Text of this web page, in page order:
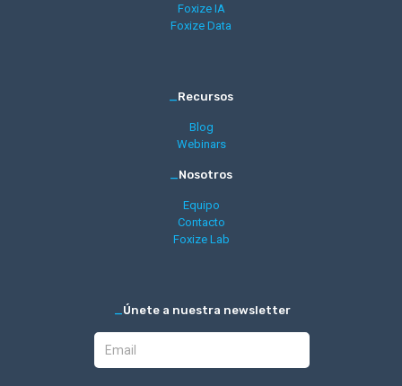
Foxize IA
Foxize Data
_Recursos
Blog
Webinars
_Nosotros
Equipo
Contacto
Foxize Lab
_Únete a nuestra newsletter